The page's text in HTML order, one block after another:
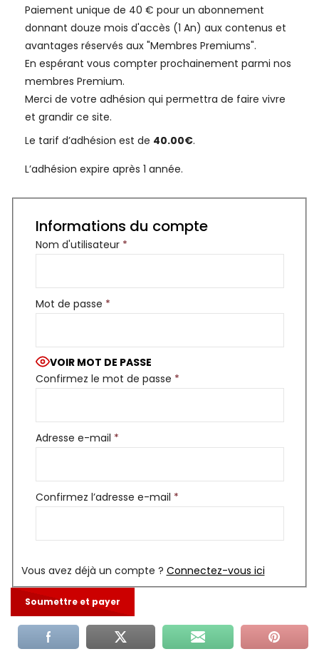
Paiement unique de 40 € pour un abonnement
donnant douze mois d'accès (1 An) aux contenus et
avantages réservés aux "Membres Premiums".
En espérant vous compter prochainement parmi nos
membres Premium.
Merci de votre adhésion qui permettra de faire vivre
et grandir ce site.
Le tarif d’adhésion est de 40.00€.
L’adhésion expire après 1 année.
Informations du compte
Nom d'utilisateur *
Mot de passe *
VOIR MOT DE PASSE
Confirmez le mot de passe *
Adresse e-mail *
Confirmez l’adresse e-mail *
Vous avez déjà un compte ? Connectez-vous ici